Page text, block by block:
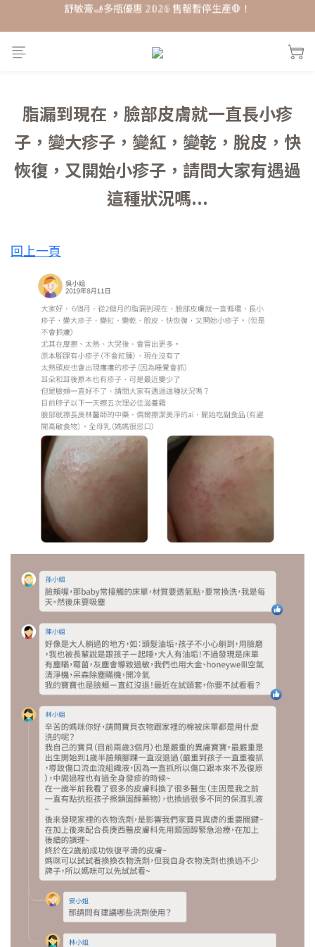
每月打卡📱賺自己的購物金💰
單品𝟟 折起 ★ 𝟚𝟘𝟚𝟞接軌歐盟粧品★改版前會員特惠價
每月打卡📱賺自己的購物金💰
脂漏到現在，臉部皮膚就一直長小疹
子，變大疹子，變紅，變乾，脫皮，快
恢復，又開始小疹子，請問大家有遇過
這種狀況嗎...
回上一頁